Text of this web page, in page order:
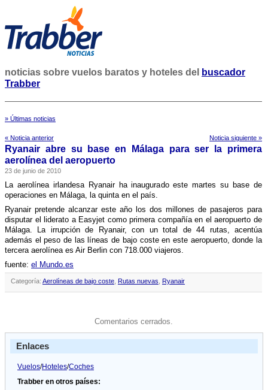
noticias sobre vuelos baratos y hoteles del
buscador
Trabber
» Últimas noticias
« Noticia anterior Noticia siguiente »
Ryanair abre su base en Málaga para ser la primera
aerolí­nea del aeropuerto
23 de junio de 2010
La aerolí­nea irlandesa Ryanair ha inaugurado este martes su base de
operaciones en Málaga, la quinta en el paí­s.
Ryanair pretende alcanzar este año los dos millones de pasajeros para
disputar el liderato a Easyjet como primera compañí­a en el aeropuerto de
Málaga. La irrupción de Ryanair, con un total de 44 rutas, acentúa
además el peso de las lí­neas de bajo coste en este aeropuerto, donde la
tercera aerolí­nea es Air Berlin con 718.000 viajeros.
fuente: el Mundo.es
Categoría: Aerolíneas de bajo coste Rutas nuevas Ryanair
Comentarios cerrados.
Enlaces
Vuelos/Hoteles/Coches
Trabber en otros países: